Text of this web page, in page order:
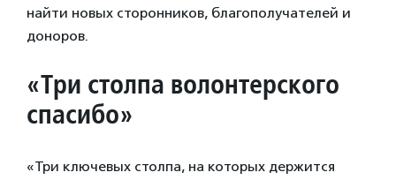
найти новых сторонников, благополучателей и
доноров.
«Три столпа волонтерского
спасибо»
«Три ключевых столпа, на которых держится